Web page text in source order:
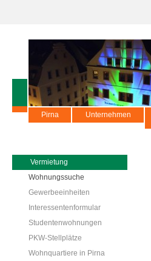
Pirna Unternehmen
Vermietung
Wohnungssuche
Gewerbeeinheiten
Interessentenformular
Studentenwohnungen
PKW-Stellplätze
Wohnquartiere in Pirna